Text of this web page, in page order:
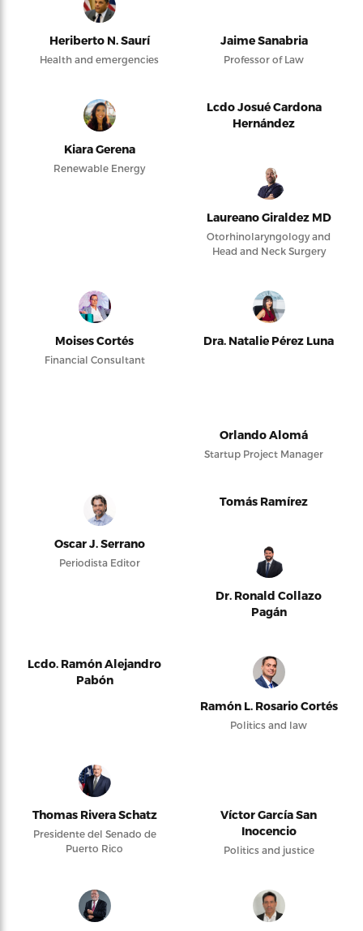
Heriberto N. Saurí
Health and emergencies
Jaime Sanabria
Professor of Law
Kiara Gerena
Renewable Energy
Lcdo Josué Cardona
Hernández
Laureano Giraldez MD
Otorhinolaryngology and
Head and Neck Surgery
Moises Cortés
Financial Consultant
Dra. Natalie Pérez Luna
Orlando Alomá
Startup Project Manager
Oscar J. Serrano
Periodista Editor
Tomás Ramírez
Dr. Ronald Collazo
Pagán
Lcdo. Ramón Alejandro
Pabón
Ramón L. Rosario Cortés
Politics and law
Thomas Rivera Schatz
Presidente del Senado de
Puerto Rico
Víctor García San
Inocencio
Politics and justice